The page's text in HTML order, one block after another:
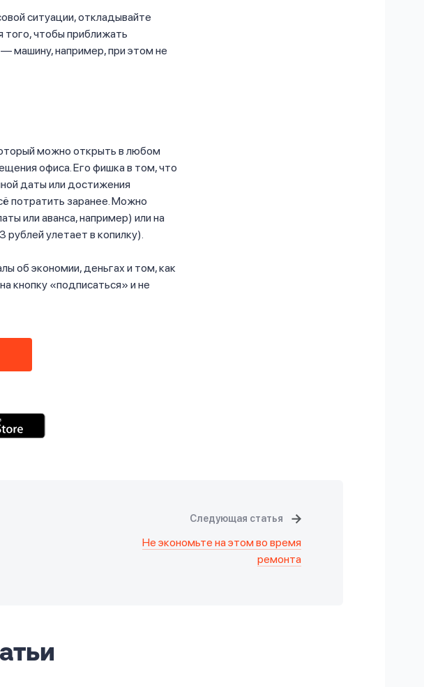
ситуации, откладывайте
чтобы приближать
машину, например, при этом не
можно открыть в любом
офиса. Его фишка в том, что
даты или достижения
потратить заранее. Можно
или аванса, например) или на
рублей улетает в копилку).
об экономии, деньгах и том, как
кнопку «подписаться» и не
Следующая статья
Не экономьте на этом во время
ремонта